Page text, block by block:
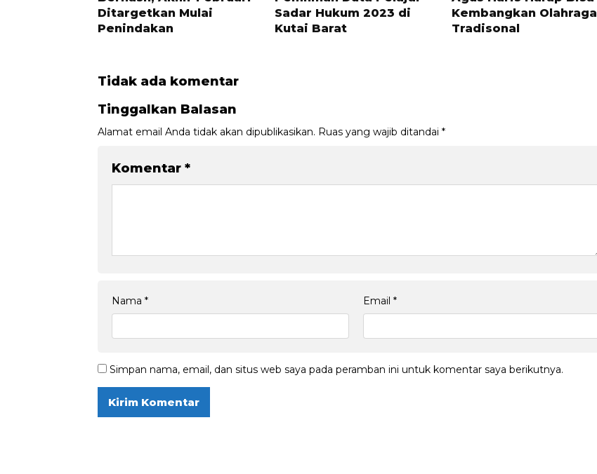
Ditargetkan Mulai
Penindakan
Sadar Hukum 2023 di
Kutai Barat
Kembangkan Olahraga
Tradisonal
Tidak ada komentar
Tinggalkan Balasan
Alamat email Anda tidak akan dipublikasikan. Ruas yang wajib ditandai *
Komentar *
Nama * Email *
Simpan nama, email, dan situs web saya pada peramban ini untuk komentar saya berikutnya.